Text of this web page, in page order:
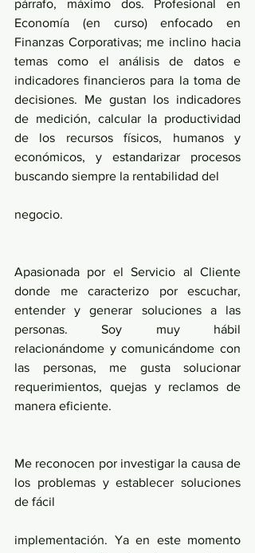
párrafo, máximo dos. Profesional en
Economía (en curso) enfocado en
Finanzas Corporativas; me inclino hacia
temas como el análisis de datos e
indicadores financieros para la toma de
decisiones. Me gustan los indicadores
de medición, calcular la productividad
de los recursos físicos, humanos y
económicos, y estandarizar procesos
buscando siempre la rentabilidad del
negocio.
Apasionada por el Servicio al Cliente
donde me caracterizo por escuchar,
entender y generar soluciones a las
personas. Soy muy hábil
relacionándome y comunicándome con
las personas, me gusta solucionar
requerimientos, quejas y reclamos de
manera eficiente.
Me reconocen por investigar la causa de
los problemas y establecer soluciones
de fácil
implementación. Ya en este momento